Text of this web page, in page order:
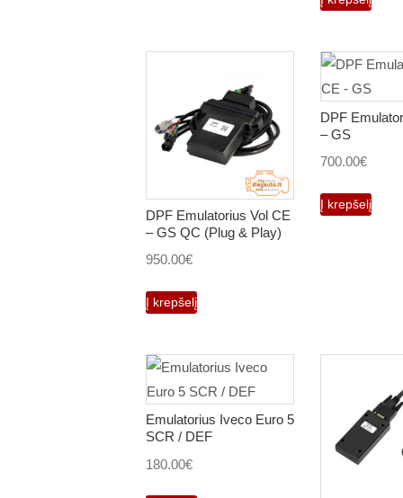
DPF Emulatorius Vol CE
– GS QC (Plug & Play)
950.00€
Į krepšelį
DPF
– GS
700.00€
Į krepšelį
Emulatorius Iveco Euro 5
SCR / DEF
180.00€